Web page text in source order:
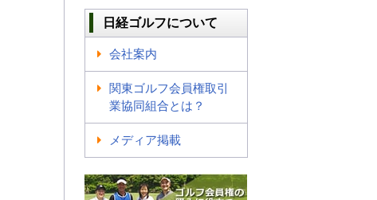
日経ゴルフについて
会社案内
関東ゴルフ会員権取引
業協同組合とは？
メディア掲載